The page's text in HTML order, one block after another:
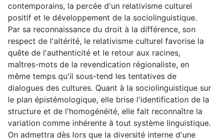
contemporains, la percée d'un relativisme culturel
positif et le développement de la sociolinguistique.
Par sa reconnaissance du droit à la différence, son
respect de l'altérité, le relativisme culturel favorise la
quête de l'authenticité et le retour aux racines,
maîtres-mots de la revendication régionaliste, en
même temps qu'il sous-tend les tentatives de
dialogues des cultures. Quant à la sociolinguistique sur
le plan épistémologique, elle brise l'identification de la
structure et de l'homogénéité, elle fait reconnaître la
variation comme inhérente à tout système linguistique.
On admettra dès lors que la diversité interne d'une